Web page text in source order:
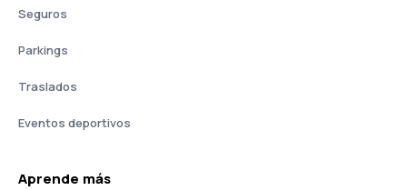
Seguros
Parkings
Traslados
Eventos deportivos
Aprende más